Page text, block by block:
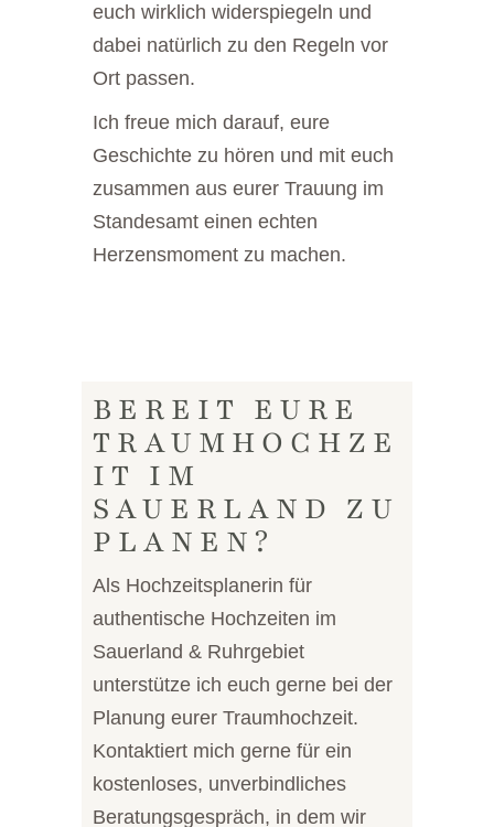
euch wirklich widerspiegeln und
dabei natürlich zu den Regeln vor
Ort passen.
Ich freue mich darauf, eure
Geschichte zu hören und mit euch
zusammen aus eurer Trauung im
Standesamt einen echten
Herzensmoment zu machen.
BEREIT EURE
TRAUMHOCHZE
IT IM
SAUERLAND ZU
PLANEN?
Als Hochzeitsplanerin für
authentische Hochzeiten im
Sauerland & Ruhrgebiet
unterstütze ich euch gerne bei der
Planung eurer Traumhochzeit.
Kontaktiert mich gerne für ein
kostenloses, unverbindliches
Beratungsgespräch, in dem wir